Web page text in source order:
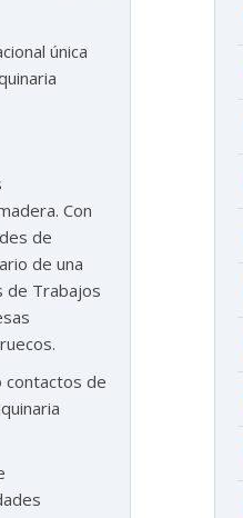
única
Con
de
de una
de Trabajos
contactos de